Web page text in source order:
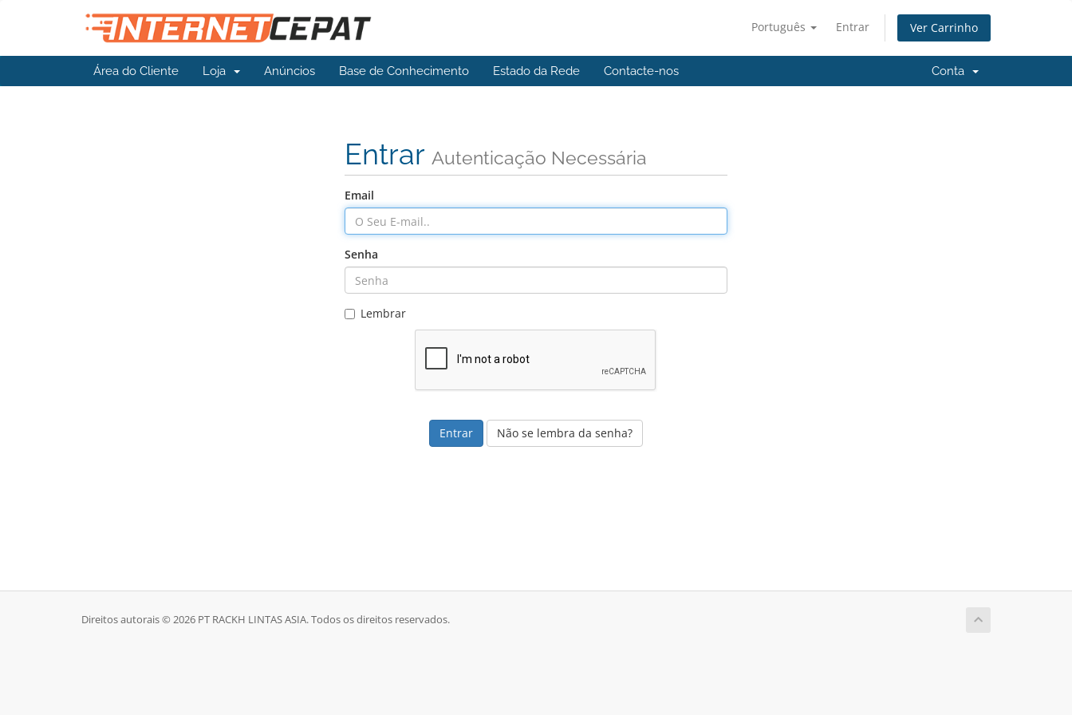
Português Entrar Ver Carrinho
Área do Cliente Loja Anúncios Base de Conhecimento Estado da Rede Contacte-nos Conta
Entrar Autenticação Necessária
Email
Senha
Lembrar
Não se lembra da senha?
Direitos autorais © 2026 PT RACKH LINTAS ASIA. Todos os direitos reservados.